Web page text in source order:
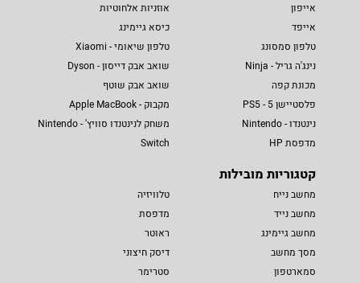
אייפון
אייפד
טלפון סמסונג
נינג'ה גריל - Ninja
מכונת קפה
פלסטיישן 5 - PS5
נינטנדו - Nintendo
מדפסת HP
אוזניות אלחוטיות
כיסא גיימינג
טלפון שיאומי - Xiaomi
שואב אבק דייסון - Dyson
שואב אבק שוטף
מקבוק - Apple MacBook
משחק לנינטנדו סוויץ' - Nintendo
Switch
קטגוריות מובילות
מחשב נייח
מחשב נייד
מחשב גיימינג
מסך מחשב
סמארטפון
טלוויזיה
מדפסת
ראוטר
דיסק חיצוני
סטרימר